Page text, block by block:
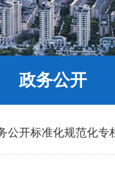
政务公开
公开标准化规范化专